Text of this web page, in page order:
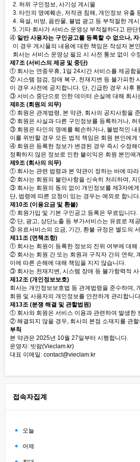
2. 허위 구인정보, 사기성 게시물
3. 타인의 명예훼손, 저작권 침해, 개인정보 유출
4. 욕설, 비방, 음란물, 불법 광고 등 부적절한 게
5. 기타 회사가 서비스 운영상 부적절하다고 판단
④ 일반 사용자는 구인공고를 등록할 수 없으나,
이 경우 게시물의 내용에 대한 책임은 작성자 본
회사는 서비스 운영상 필요 시 사전 통보 없이 수
제7조 (서비스의 제공 및 중단)
① 회사는 연중무휴, 1일 24시간 서비스를 제공함
② 시스템 점검, 장애 복구, 천재지변 등 불가피한
이 경우 사전에 공지합니다. 단, 긴급한 경우 사후
③ 서비스 중단으로 인한 데이터 손실에 대해 회
제8조 (회원의 의무)
① 회원은 관계법령, 본 약관, 회사의 공지사항을
② 회원은 사실과 다른 구인정보를 등록하거나, 허
③ 회원은 타인의 명예를 훼손하거나, 불법적인 내
이를 위반할 경우 모든 법적 책임은 회원 본인에게
④ 회원은 등록한 정보가 변경된 경우 즉시 수정해
정확하지 않은 정보로 인한 불이익은 회원 본인에
제9조 (회사의 의무)
① 회사는 관련 법령과 본 약관이 정하는 바에 따
② 회사는 회원의 불만사항을 신속히 처리하며, 지
③ 회사는 회원의 동의 없이 개인정보를 제3자에
단, 법령에 따른 요청이 있는 경우는 예외로 합니다.
제10조 (이용요금 및 환불)
① 회원가입 및 기본 구인공고 등록은 무료입니다.
② 단, 광고, 상단노출 등 부가서비스는 유료로 제
③ 유료서비스의 요금, 기간, 환불 규정은 별도의
제11조 (면책조항)
① 회사는 회원이 등록한 정보의 진위 여부에 대해
② 회사는 회원 간 또는 회원과 구직자 간의 연락,
이에 따른 손해에 대해 책임을 지지 않습니다.
③ 회사는 천재지변, 시스템 장애 등 불가항력적
제12조 (개인정보보호)
회사는 개인정보보호법 등 관계법령을 준수하며,
회원 및 사용자의 개인정보를 안전하게 관리합니
제13조 (분쟁 해결 및 관할법원)
① 회사와 회원은 서비스 이용과 관련하여 발생한
② 해결되지 않을 경우, 회사의 본점 소재지를 관
부칙
본 약관은 2025년 10월 27일부터 시행합니다.
운영자: 빗람(Vieclam.kr)
대표 이메일: contact@vieclam.kr
접속자집계
오늘
어제